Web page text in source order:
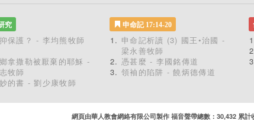
究
保護？ - 李均熊牧師
拿撒勒被厭棄的耶穌 -
牧師
的書 - 劉少康牧師
申命記 17:14-20
申命記析讀 (3) 國王•治國 -
梁永善牧師
憑甚麼 - 李國銘傳道
領袖的陷阱 - 饒炳德傳道
網頁由華人教會網絡有限公司製作 福音聲帶總數：30,432 累計